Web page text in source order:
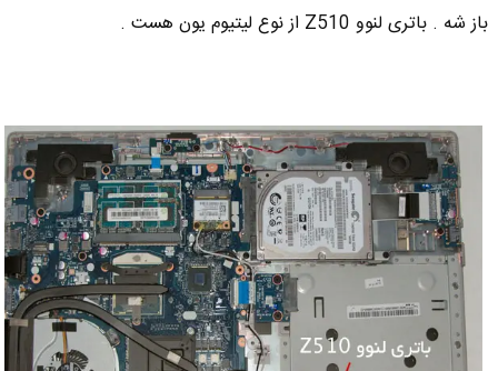
باز شه . باتری لنوو Z510 از نوع لیتیوم یون هست .